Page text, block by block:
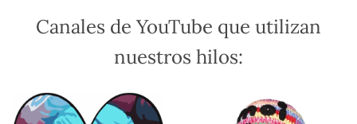
de
de
Canales de YouTube que utilizan
nuestros hilos: